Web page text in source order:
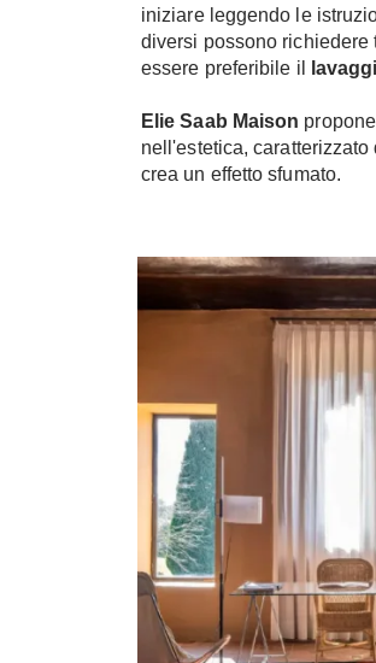
iniziare leggendo le
diversi possono
essere preferibile il
Elie Saab Maison propone
nell'estetica,
crea un effetto sfumato.